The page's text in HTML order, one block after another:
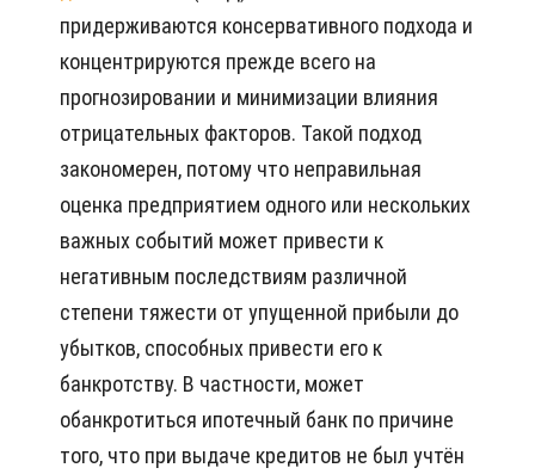
придерживаются консервативного подхода и
концентрируются прежде всего на
прогнозировании и минимизации влияния
отрицательных факторов. Такой подход
закономерен, потому что неправильная
оценка предприятием одного или нескольких
важных событий может привести к
негативным последствиям различной
степени тяжести от упущенной прибыли до
убытков, способных привести его к
банкротству. В частности, может
обанкротиться ипотечный банк по причине
того, что при выдаче кредитов не был учтён